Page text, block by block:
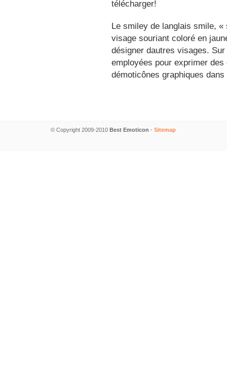
télécharger!
Le smiley de langlais smile,
visage souriant coloré en
désigner dautres visages.
employées pour exprimer
démoticônes graphiques
© Copyright 2009-2010 Best Emoticon - Sitemap